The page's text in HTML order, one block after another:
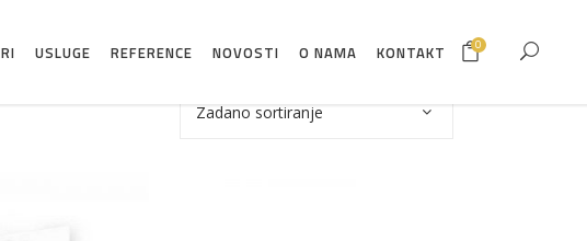
USLUGE REFERENCE NOVOSTI O NAMA KONTAKT 0
Zadano sortiranje